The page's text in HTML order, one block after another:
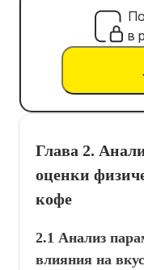
в
Глава 2.
оценки
кофе
2.1 Анализ
влияния на вкус